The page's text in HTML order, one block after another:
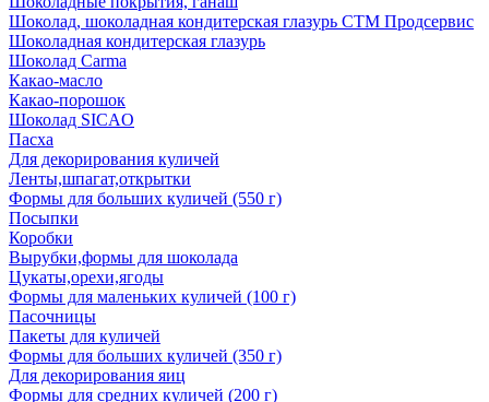
Шоколад, шоколадная кондитерская глазурь СТМ Продсервис
Шоколадная кондитерская глазурь
Шоколад Carma
Какао-масло
Какао-порошок
Шоколад SICAO
Пасха
Для декорирования куличей
Ленты,шпагат,открытки
Формы для больших куличей (550 г)
Посыпки
Коробки
Вырубки,формы для шоколада
Цукаты,орехи,ягоды
Формы для маленьких куличей (100 г)
Пасочницы
Пакеты для куличей
Формы для больших куличей (350 г)
Для декорирования яиц
Формы для средних куличей (200 г)